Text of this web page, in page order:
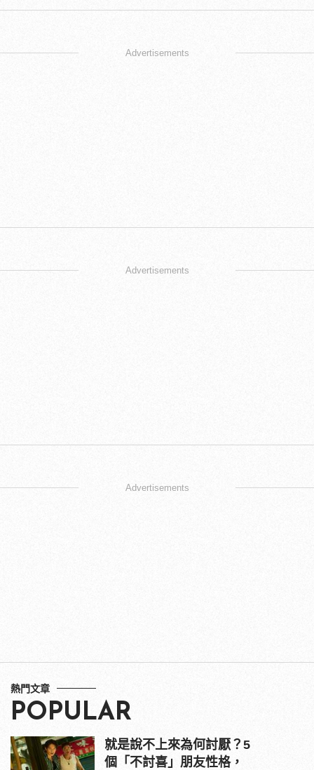
Advertisements
Advertisements
Advertisements
熱門文章
POPULAR
就是說不上來為何討厭？5
個「不討喜」朋友性格，